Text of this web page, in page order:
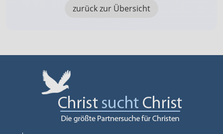
zurück zur Übersicht